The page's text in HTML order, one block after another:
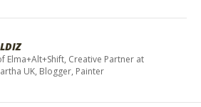
Elma+Alt+Shift, Creative Partner at
UK, Blogger, Painter